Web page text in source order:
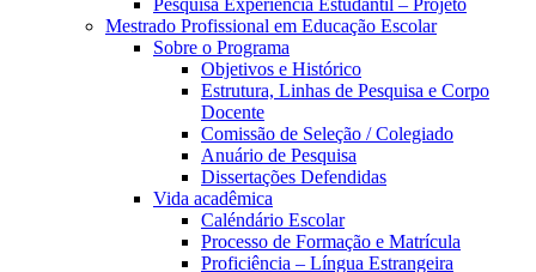
Pesquisa Experiência Estudantil – Projeto
Mestrado Profissional em Educação Escolar
Sobre o Programa
Objetivos e Histórico
Estrutura, Linhas de Pesquisa e Corpo
Docente
Comissão de Seleção / Colegiado
Anuário de Pesquisa
Dissertações Defendidas
Vida acadêmica
Caléndário Escolar
Processo de Formação e Matrícula
Proficiência – Língua Estrangeira